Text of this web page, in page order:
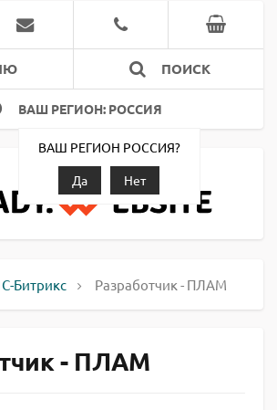
ПОИСК
ВАШ РЕГИОН: РОССИЯ
ВАШ РЕГИОН РОССИЯ?
Да
Нет
Битрикс Разработчик - ПЛАМ
- ПЛАМ